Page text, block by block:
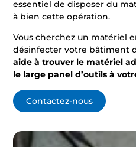
essentiel de disposer du
à bien cette opération.
Vous cherchez un matériel
désinfecter votre bâtiment
aide à trouver le matériel
le large panel d’outils à
Contactez-nous